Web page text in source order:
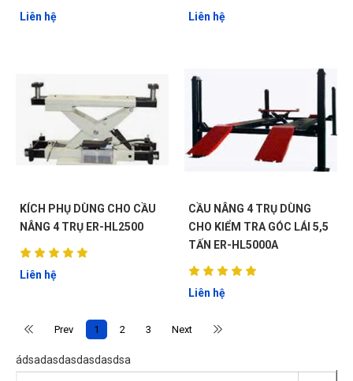
Liên hệ Liên hệ
KÍCH PHỤ DÙNG CHO CẦU
NÂNG 4 TRỤ ER-HL2500
Liên hệ
CẦU NÂNG 4 TRỤ DÙNG
CHO KIỂM TRA GÓC LÁI 5,5
TẤN ER-HL5000A
Liên hệ
Prev 1 2 3 Next
ádsadasdasdasdasdsa